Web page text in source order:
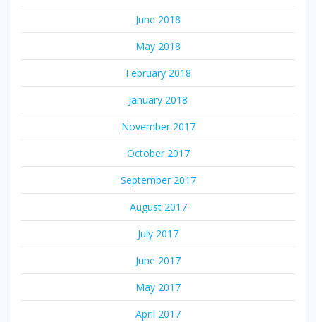
June 2018
May 2018
February 2018
January 2018
November 2017
October 2017
September 2017
August 2017
July 2017
June 2017
May 2017
April 2017